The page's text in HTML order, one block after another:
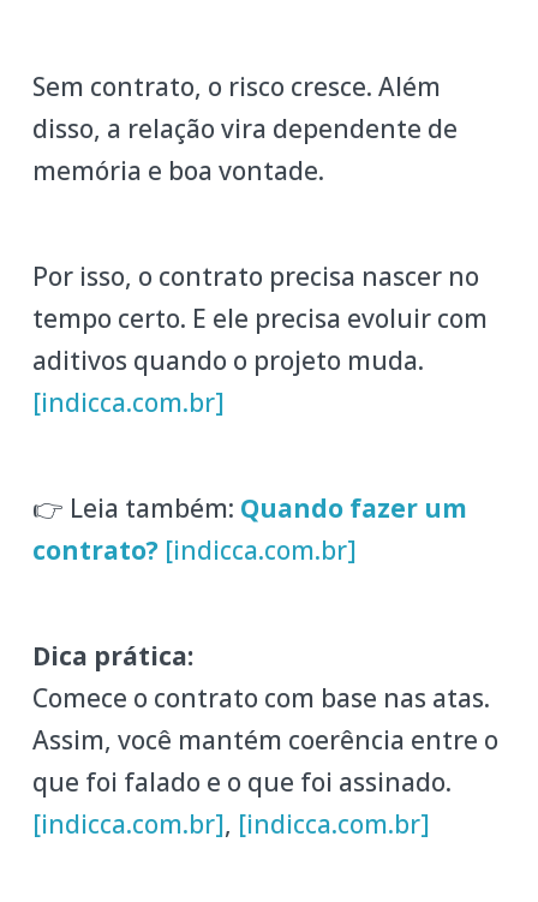
Sem contrato, o risco cresce. Além
disso, a relação vira dependente de
memória e boa vontade.
Por isso, o contrato precisa nascer no
tempo certo. E ele precisa evoluir com
aditivos quando o projeto muda.
[indicca.com.br]
👉 Leia também: Quando fazer um
contrato? [indicca.com.br]
Dica prática:
Comece o contrato com base nas atas.
Assim, você mantém coerência entre o
que foi falado e o que foi assinado.
[indicca.com.br], [indicca.com.br]